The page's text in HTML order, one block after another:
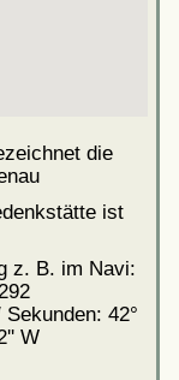
die
ist
z. B. im Navi:
42°
W